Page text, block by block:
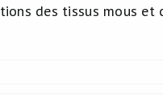
des tissus mous et